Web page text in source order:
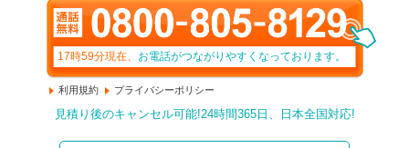
17時59分現在、 お電話がつながりやすくなっております。
利用規約 プライバシーポリシー
見積り後のキャンセル可能!24時間365日、日本全国対応!